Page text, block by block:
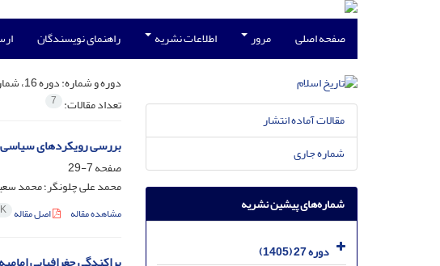
صفحه اصلی مرور اطلاعات نشریه راهنمای نویسندگان
دوره و شماره:دوره 16، شماره 1 - بهار 94 - مسلسل 61، اردیبهشت 1394، صفحه 1-269
تعداد مقالات: 7
بررسی رویکردهای سیاسی
صفحه7-29
محمد علی چلونگر؛ محمد
مشاهده مقاله اصل مقاله
مقالات آماده انتشار
شماره جاری
شماره‌های پیشین نشریه
دوره 27 (1405)